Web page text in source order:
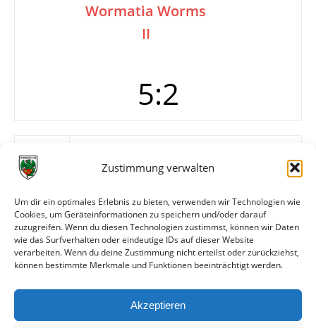
Zustimmung verwalten
Um dir ein optimales Erlebnis zu bieten, verwenden wir Technologien wie
Cookies, um Geräteinformationen zu speichern und/oder darauf
zuzugreifen. Wenn du diesen Technologien zustimmst, können wir Daten
wie das Surfverhalten oder eindeutige IDs auf dieser Website
verarbeiten. Wenn du deine Zustimmung nicht erteilst oder zurückziehst,
können bestimmte Merkmale und Funktionen beeinträchtigt werden.
Akzeptieren
Wormatia Worms
II
5:2
0:2 Graf (27.)
3:2 Leonhard (47.)
4:2 Edling (60.)
5:2 Klingler (75./Foulelfmeter)
Alle bisherigen Partien der beiden Mannschaften
anzeigen